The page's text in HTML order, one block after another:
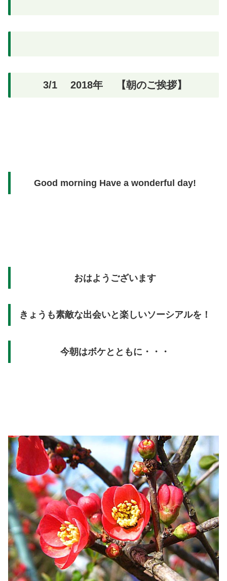
3/1 2018年 【朝のご挨拶】
Good morning Have a wonderful day!
おはようございます
きょうも素敵な出会いと楽しいソーシアルを！
今朝はボケとともに・・・